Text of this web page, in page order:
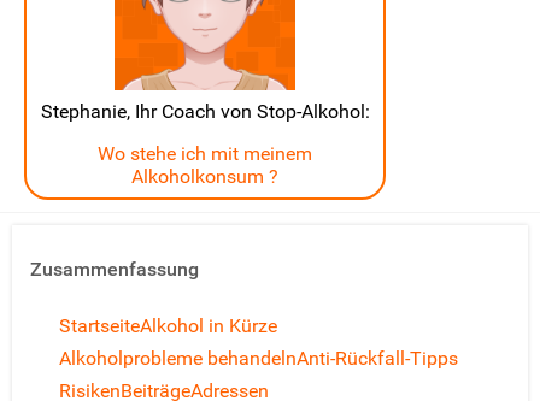
Stephanie, Ihr Coach von Stop-Alkohol:
Wo stehe ich mit meinem
Alkoholkonsum ?
Zusammenfassung
StartseiteAlkohol in Kürze
Alkoholprobleme behandelnAnti-Rückfall-Tipps
RisikenBeiträgeAdressen